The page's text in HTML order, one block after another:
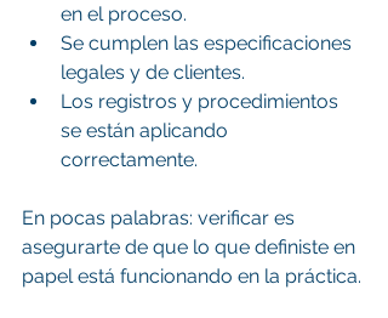
en el proceso.
Se cumplen las especificaciones
legales y de clientes.
Los registros y procedimientos
se están aplicando
correctamente.
En pocas palabras: verificar es
asegurarte de que lo que definiste en
papel está funcionando en la práctica.